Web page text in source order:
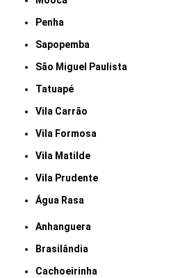
Penha
Sapopemba
São Miguel Paulista
Tatuapé
Vila Carrão
Vila Formosa
Vila Matilde
Vila Prudente
Água Rasa
Anhanguera
Brasilândia
Cachoeirinha